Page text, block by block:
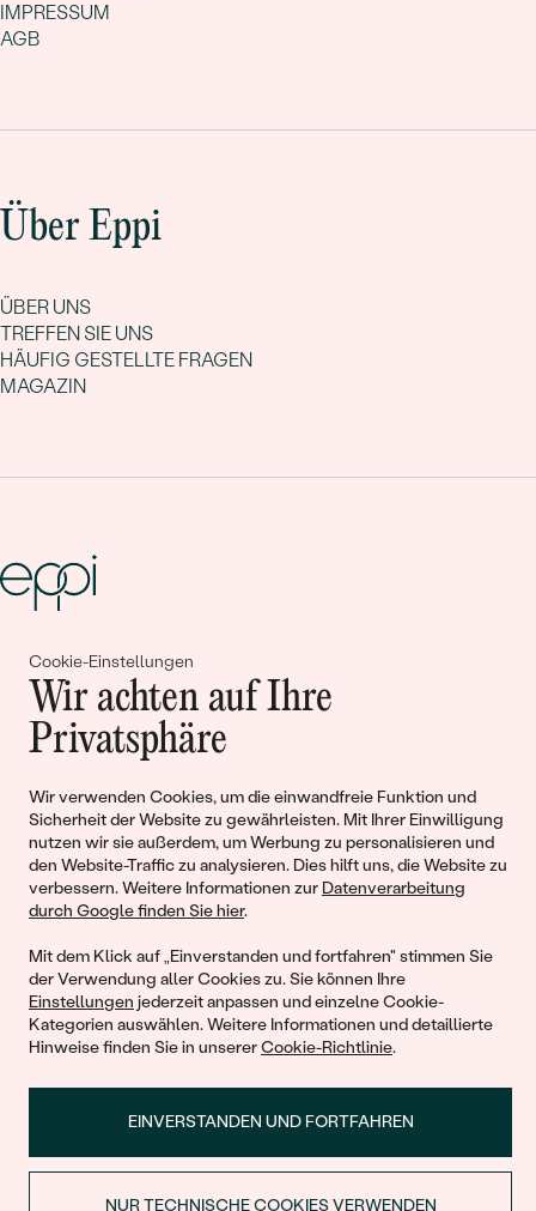
Cookie-Einstellungen
Wir achten auf Ihre
Privatsphäre
Wir verwenden Cookies, um die einwandfreie Funktion und
Sicherheit der Website zu gewährleisten. Mit Ihrer Einwilligung
nutzen wir sie außerdem, um Werbung zu personalisieren und
den Website-Traffic zu analysieren. Dies hilft uns, die Website zu
verbessern. Weitere Informationen zur Datenverarbeitung
durch Google finden Sie hier.
Mit dem Klick auf „Einverstanden und fortfahren" stimmen Sie
der Verwendung aller Cookies zu. Sie können Ihre
Einstellungen jederzeit anpassen und einzelne Cookie-
Kategorien auswählen. Weitere Informationen und detaillierte
Hinweise finden Sie in unsererCookie-Richtlinie.
EINVERSTANDEN UND FORTFAHREN
NUR TECHNISCHE COOKIES VERWENDEN
IMPRESSUM
AGB
Über Eppi
ÜBER UNS
TREFFEN SIE UNS
HÄUFIG GESTELLTE FRAGEN
MAGAZIN
Gemeinsam erschaffen wir
Geschichten von Schönheit und
Liebe
Begleiten Sie uns!